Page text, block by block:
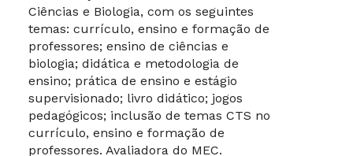
Ciências e Biologia, com os seguintes
temas: currículo, ensino e formação de
professores; ensino de ciências e
biologia; didática e metodologia de
ensino; prática de ensino e estágio
supervisionado; livro didático; jogos
pedagógicos; inclusão de temas CTS no
currículo, ensino e formação de
professores. Avaliadora do MEC.